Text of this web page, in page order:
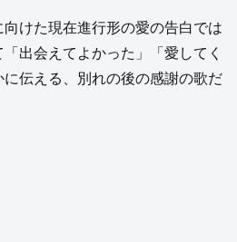
けた現在進行形の愛の告白では
出会えてよかった」「愛してく
伝える、別れの後の感謝の歌だ